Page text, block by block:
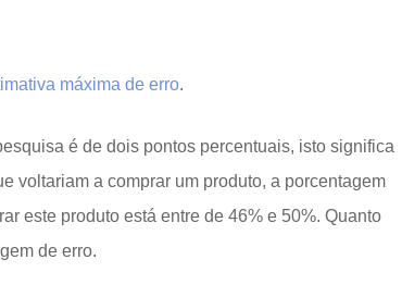
máxima de erro.
é de dois pontos percentuais, isto significa
voltariam a comprar um produto, a porcentagem
este produto está entre de 46% e 50%. Quanto
de erro.